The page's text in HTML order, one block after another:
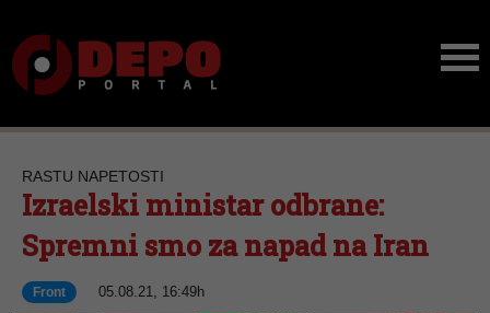
RASTU NAPETOSTI
Izraelski ministar odbrane:
Spremni smo za napad na Iran
Front 05.08.21, 16:49h